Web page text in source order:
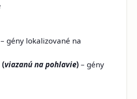
– gény lokalizované na
(viazanú na pohlavie)– gény